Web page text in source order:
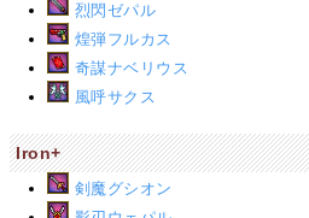
烈閃ゼパル
煌弾フルカス
奇謀ナベリウス
風呼サクス
Iron+
剣魔グシオン